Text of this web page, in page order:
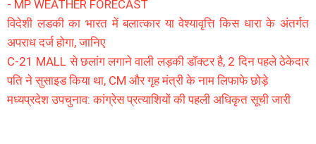
- MP WEATHER FORECAST
विदेशी लडकी का भारत में बलात्कार या वेश्यावृत्ति किस धारा के अंतर्गत
अपराध दर्ज होगा, जानिए
C-21 MALL से छलांग लगाने वाली लड़की डॉक्टर है, 2 दिन पहले ठेकेदार
पति ने सुसाइड किया था, CM और गृह मंत्री के नाम लिफाफे छोड़े
मध्यप्रदेश उपचुनाव: कांग्रेस प्रत्याशियों की पहली अधिकृत सूची जारी